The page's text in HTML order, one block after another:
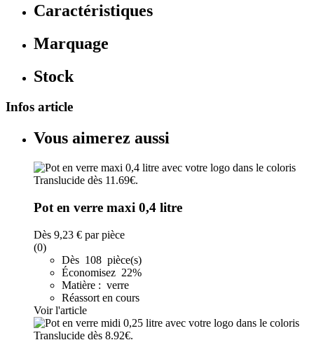
Caractéristiques
Marquage
Stock
Infos article
Vous aimerez aussi
Pot en verre maxi 0,4 litre
Dès 9,23 € par pièce
(0)
Dès 108 pièce(s)
Économisez 22%
Matière : verre
Réassort en cours
Voir l'article